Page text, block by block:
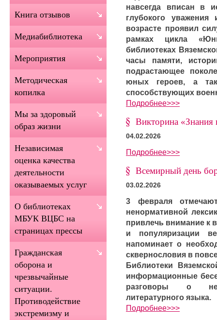
навсегда вписан в
глубокого
возрасте проявил
рамках цикла
библиотеках
часы памяти,
подрастающее
юных героев, а
способствующих
Подробнее>>>
Викторина «Знания
04.02.2026
Подробнее>>>
Всемирный день
03.02.2026
3 февраля
ненормативной
привлечь внимание к
и популяризации
напоминает о
сквернословия в
Библиотеки
информационные
разговоры о
литературного языка.
Подробнее>>>
Книга отзывов
Медиабиблиотека
Мероприятия
Методическая
копилка
Мы за здоровый
образ жизни
Независимая
оценка качества
деятельности
оказываемых услуг
О библиотеках
МБУК ВЦБС на
страницах прессы
Гражданская
оборона и
чрезвычайные
ситуации.
Противодействие
экстремизму и